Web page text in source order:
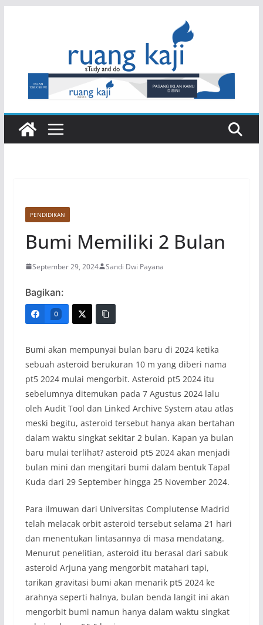
PENDIDIKAN
Bumi Memiliki 2 Bulan
September 29, 2024 Sandi Dwi Payana
Bagikan:
0
Bumi akan mempunyai bulan baru di 2024 ketika
sebuah asteroid berukuran 10 m yang diberi nama
pt5 2024 mulai mengorbit. Asteroid pt5 2024 itu
sebelumnya ditemukan pada 7 Agustus 2024 lalu
oleh Audit Tool dan Linked Archive System atau atlas
meski begitu, asteroid tersebut hanya akan bertahan
dalam waktu singkat sekitar 2 bulan. Kapan ya bulan
baru mulai terlihat? asteroid pt5 2024 akan menjadi
bulan mini dan mengitari bumi dalam bentuk Tapal
Kuda dari 29 September hingga 25 November 2024.
Para ilmuwan dari Universitas Complutense Madrid
telah melacak orbit asteroid tersebut selama 21 hari
dan menentukan lintasannya di masa mendatang.
Menurut penelitian, asteroid itu berasal dari sabuk
asteroid Arjuna yang mengorbit matahari tapi,
tarikan gravitasi bumi akan menarik pt5 2024 ke
arahnya seperti halnya, bulan benda langit ini akan
mengorbit bumi namun hanya dalam waktu singkat